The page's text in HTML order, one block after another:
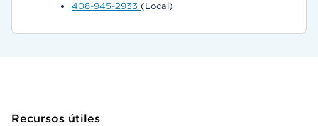
408-945-2933 (Local)
Recursos útiles